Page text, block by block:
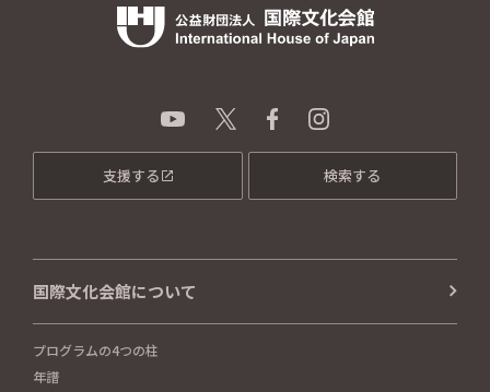
支援する 検索する
国際文化会館について
プログラムの4つの柱
年譜